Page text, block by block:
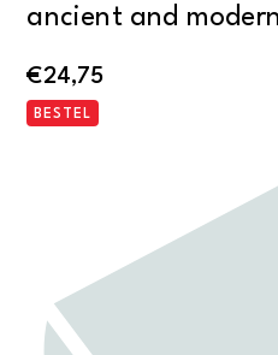
ancient and
€24,75
BESTEL